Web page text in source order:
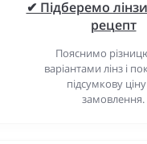
✔ Підберемо
рецепт
Пояснимо
варіантами лінз і
підсумкову
замовлення.